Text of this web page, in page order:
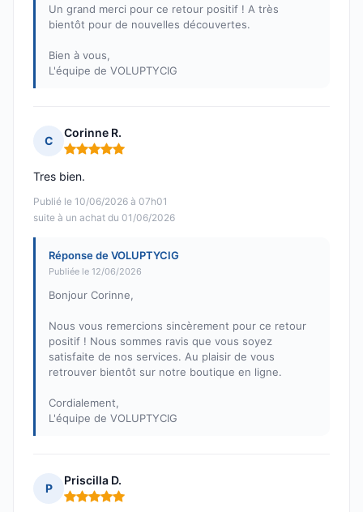
Un grand merci pour ce retour positif ! A très
bientôt pour de nouvelles découvertes.
Bien à vous,
L'équipe de VOLUPTYCIG
C
Corinne R.
Note : 5 sur 5
Publié le 10/06/2026 à 07h01
suite à un achat du 01/06/2026
Tres bien.
Réponse de VOLUPTYCIG
Publiée le 12/06/2026
Bonjour Corinne,
Nous vous remercions sincèrement pour ce retour
positif ! Nous sommes ravis que vous soyez
satisfaite de nos services. Au plaisir de vous
retrouver bientôt sur notre boutique en ligne.
Cordialement,
L'équipe de VOLUPTYCIG
P
Priscilla D.
Note : 5 sur 5